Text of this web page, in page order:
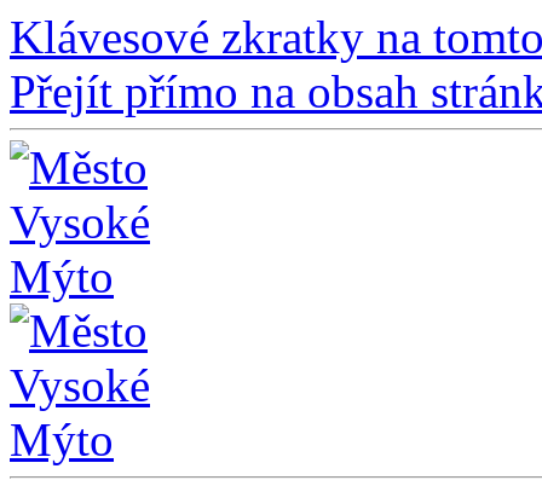
Klávesové zkratky na
Přejít přímo na obsah